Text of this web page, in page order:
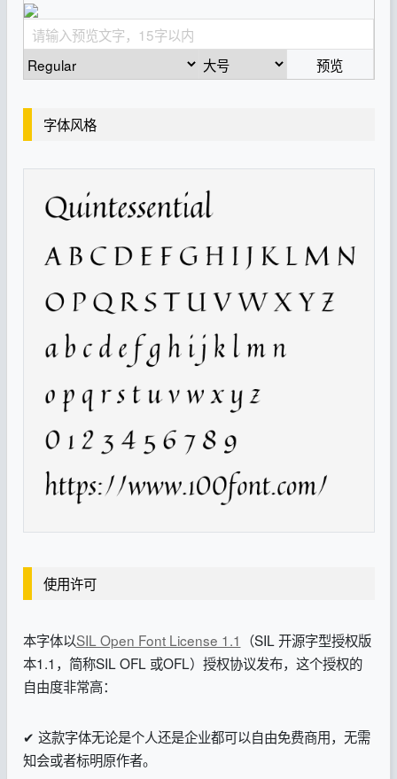
预览
字体风格
使用许可
本字体以SIL Open Font License 1.1 （SIL 开源字型授权版
本1.1，简称SIL OFL 或OFL）授权协议发布，这个授权的
自由度非常高：
✔ 这款字体无论是个人还是企业都可以自由免费商用，无需
知会或者标明原作者。